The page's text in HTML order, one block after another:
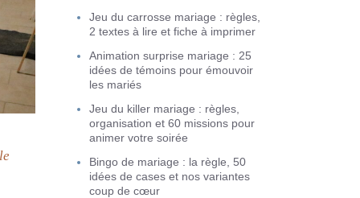
Jeu du carrosse mariage : règles,
2 textes à lire et fiche à imprimer
Animation surprise mariage : 25
idées de témoins pour émouvoir
les mariés
Jeu du killer mariage : règles,
organisation et 60 missions pour
animer votre soirée
Bingo de mariage : la règle, 50
idées de cases et nos variantes
coup de cœur